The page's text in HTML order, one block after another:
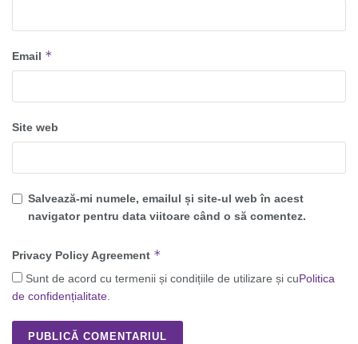
Email *
Site web
Salvează-mi numele, emailul și site-ul web în acest
navigator pentru data viitoare când o să comentez.
Privacy Policy Agreement *
Sunt de acord cu termenii și condițiile de utilizare și cuPolitica
de confidențialitate.